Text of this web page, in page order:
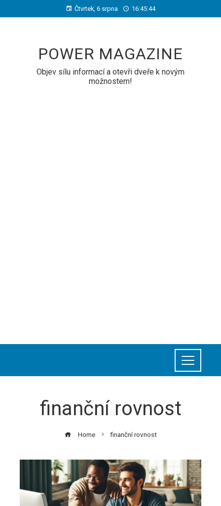
Čtvrtek, 6 srpna 16:45:44
POWER MAGAZINE
Objev sílu informací a otevři dveře k novým
možnostem!
finanční rovnost
Home finanční rovnost